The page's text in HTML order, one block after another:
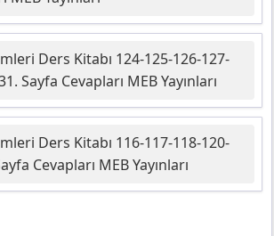
Ders Kitabı 124-125-126-127-
Sayfa Cevapları MEB Yayınları
Ders Kitabı 116-117-118-120-
Cevapları MEB Yayınları